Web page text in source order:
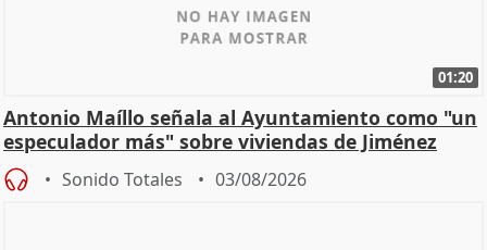
01:20
Antonio Maíllo señala al Ayuntamiento como "un
especulador más" sobre viviendas de Jiménez
Becerril
Sonido Totales 03/08/2026